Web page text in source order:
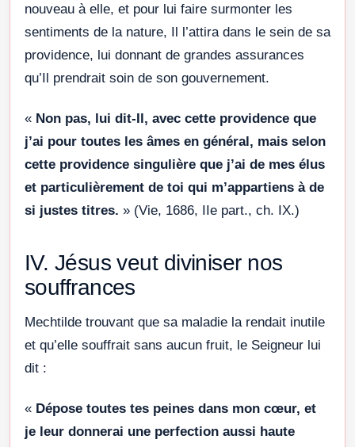
nouveau à elle, et pour lui faire surmonter les
sentiments de la nature, Il l’attira dans le sein de sa
providence, lui donnant de grandes assurances
qu’Il prendrait soin de son gouvernement.
« Non pas, lui dit-Il, avec cette providence que
j’ai pour toutes les âmes en général, mais selon
cette providence singulière que j’ai de mes élus
et particulièrement de toi qui m’appartiens à de
si justes titres. » (Vie, 1686, IIe part., ch. IX.)
IV. Jésus veut diviniser nos
souffrances
Mechtilde trouvant que sa maladie la rendait inutile
et qu’elle souffrait sans aucun fruit, le Seigneur lui
dit :
« Dépose toutes tes peines dans mon cœur, et
je leur donnerai une perfection aussi haute